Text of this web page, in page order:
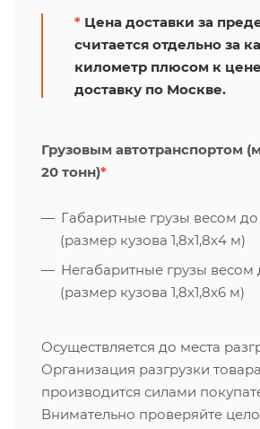
* Цена доставки за
считается отдельно за
километр плюсом к
доставку по Москве.
Грузовым автотранспортом
20 тонн)*
Габаритные грузы весом до
(размер кузова 1,8х1,8х4 м)
Негабаритные грузы весом
(размер кузова 1,8х1,8х6 м)
Осуществляется до места
Организация разгрузки товара
производится силами
Внимательно проверяйте